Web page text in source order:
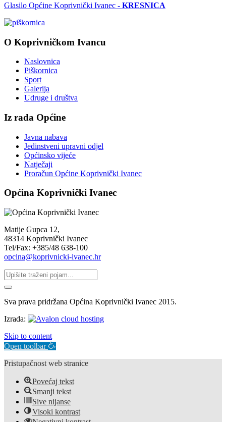
Glasilo Općine Koprivnički Ivanec - KRESNICA
O Koprivničkom Ivancu
Naslovnica
Piškornica
Sport
Galerija
Udruge i društva
Iz rada Općine
Javna nabava
Jedinstveni upravni odjel
Općinsko vijeće
Natječaji
Proračun Općine Koprivnički Ivanec
Općina Koprivnički Ivanec
Matije Gupca 12,
48314 Koprivnički Ivanec
Tel/Fax: +385/48 638-100
opcina@koprivnicki-ivanec.hr
Sva prava pridržana Općina Koprivnički Ivanec 2015.
Izrada:
Skip to content
Open toolbar
Pristupačnost web stranice
Povećaj tekst
Smanji tekst
Sive nijanse
Visoki kontrast